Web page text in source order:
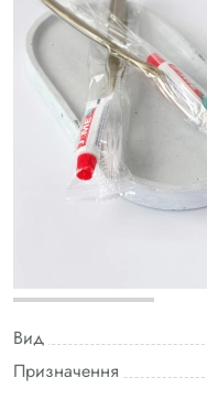
Вид
Призначення